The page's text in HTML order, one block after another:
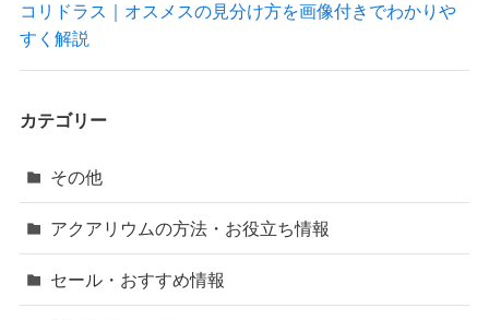
コリドラス｜オスメスの見分け方を画像付きでわかりや
すく解説
カテゴリー
その他
アクアリウムの方法・お役立ち情報
セール・おすすめ情報